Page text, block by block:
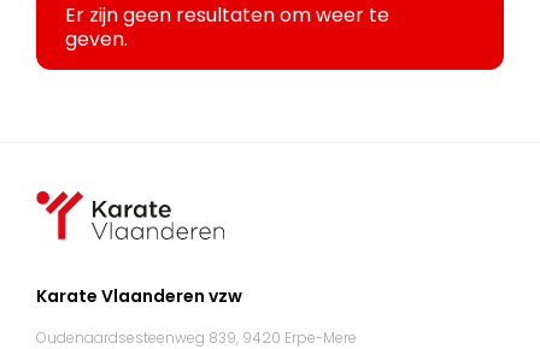
Er zijn geen resultaten om weer te
geven.
Karate Vlaanderen vzw
Oudenaardsesteenweg 839, 9420 Erpe-Mere